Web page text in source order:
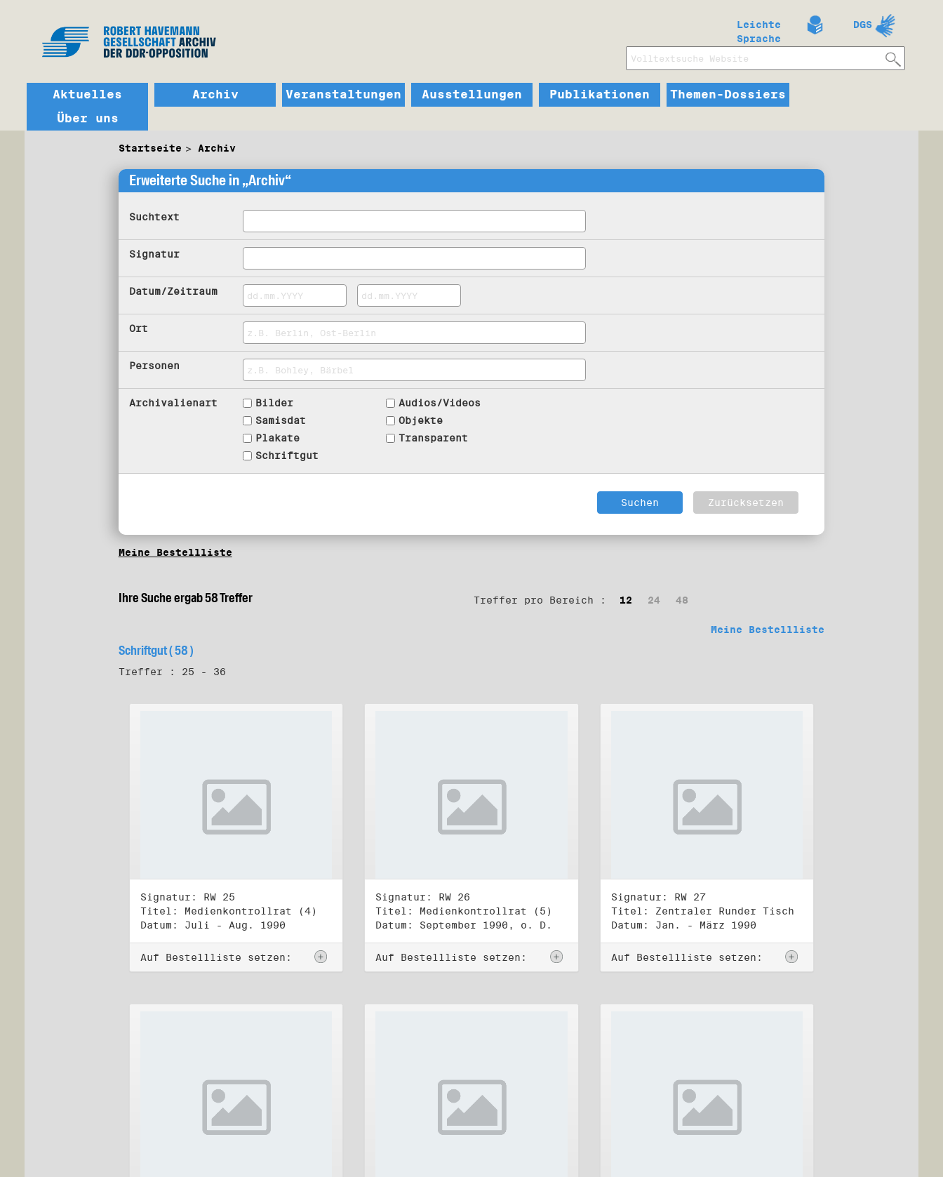
Leichte
Sprache
DGS
Aktuelles Archiv Veranstaltungen Ausstellungen Publikationen
Themen-Dossiers
Über uns
Startseite Archiv
Erweiterte Suche in „Archiv“
Suchtext
Signatur
Datum/Zeitraum
Ort
Personen
Archivalienart
Bilder
Samisdat
Plakate
Schriftgut
Audios/Videos
Objekte
Transparent
Meine Bestellliste
Ihre Suche ergab 58 Treffer Treffer pro Bereich : 12 24 48
Meine Bestellliste
Schriftgut ( 58 )
Treffer : 25 - 36
Signatur: RW 25
Titel: Medienkontrollrat (4)
Datum: Juli - Aug. 1990
Auf Bestellliste setzen:
Signatur: RW 26
Titel: Medienkontrollrat (5)
Datum: September 1990, o. D.
Auf Bestellliste setzen:
Signatur: RW 27
Titel: Zentraler Runder Tisch
Datum: Jan. - März 1990
Auf Bestellliste setzen: